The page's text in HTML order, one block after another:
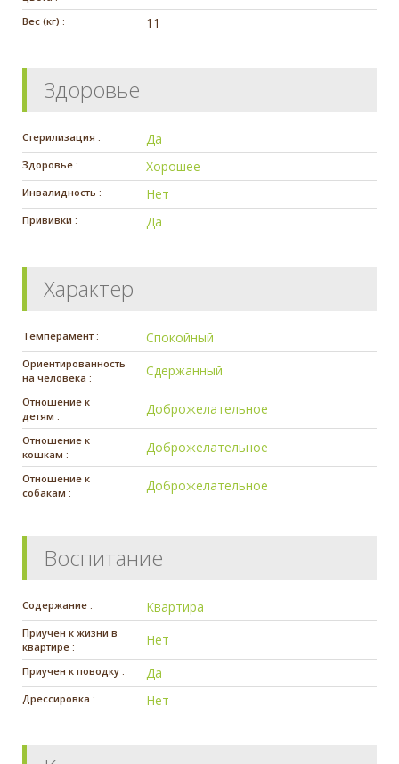
Вес (кг) :
11
Здоровье
Стерилизация : Да
Здоровье : Хорошее
Инвалидность : Нет
Прививки : Да
Характер
Темперамент : Спокойный
Ориентированность
на человека :
Сдержанный
Отношение к
детям :
Доброжелательное
Отношение к
кошкам :
Доброжелательное
Отношение к
собакам :
Доброжелательное
Воспитание
Содержание : Квартира
Приучен к жизни в
квартире :
Нет
Приучен к поводку : Да
Дрессировка : Нет